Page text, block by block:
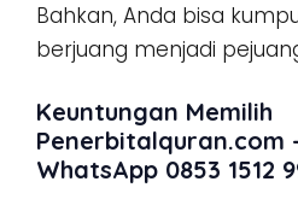
Bahkan, Anda bisa
berjuang menjadi
Keuntungan Memilih
Penerbitalquran.com
WhatsApp 0853 1512